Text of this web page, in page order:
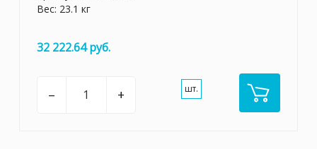
Вес: 23.1 кг
32 222.64 руб.
– + шт.